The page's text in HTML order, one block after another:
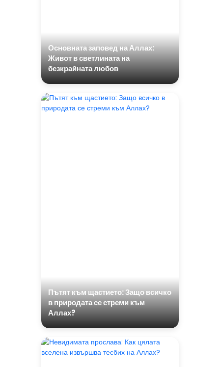
Основната заповед на Аллах:
Живот в светлината на
безкрайната любов
Пътят към щастието: Защо всичко
в природата се стреми към
Аллах?